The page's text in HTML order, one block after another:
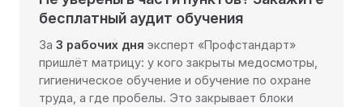
бесплатный аудит обучения
За 3 рабочих дня эксперт «Профстандарт»
пришлёт матрицу: у кого закрыты медосмотры,
гигиеническое обучение и обучение по охране
труда, а где пробелы. Это закрывает блоки